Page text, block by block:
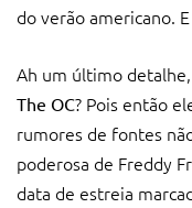
do verão americano.
Ah um último
The OC? Pois então
rumores de fontes
poderosa de Freddy
data de estreia